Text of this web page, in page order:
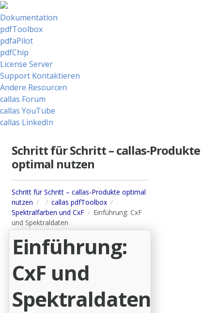
Dokumentation
pdfToolbox
pdfaPilot
pdfChip
License Server
Support Kontaktieren
Andere Resourcen
callas Forum
callas YouTube
callas LinkedIn
Schritt für Schritt – callas-Produkte
optimal nutzen
Schritt für Schritt – callas-Produkte optimal
nutzen
callas pdfToolbox
Spektralfarben und CxF
Einführung: CxF
und Spektraldaten
Einführung:
CxF und
Spektraldaten